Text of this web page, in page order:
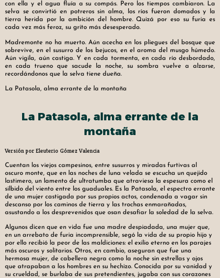
con ella y el agua fluía a su compás. Pero los tiempos cambiaron. La
selva se convirtió en potreros sin alma, los ríos fueron domados y la
tierra herida por la ambición del hombre. Quizá por eso su furia es
cada vez más feroz, su grito más desesperado.
Madremonte no ha muerto. Aún acecha en los pliegues del bosque que
sobrevive, en el susurro de los bejucos, en el aroma del musgo húmedo.
Aún vigila, aún castiga. Y en cada tormenta, en cada río desbordado,
en cada trueno que sacude la noche, su sombra vuelve a alzarse,
recordándonos que la selva tiene dueña.
La Patasola, alma errante de la montaña
La Patasola, alma errante de la
montaña
Versión por Eleuterio Gómez Valencia
Cuentan los viejos campesinos, entre susurros y miradas furtivas al
oscuro monte, que en las noches de luna velada se escucha un quejido
lastimero, un lamento de ultratumba que atraviesa la espesura como el
silbido del viento entre los guaduales. Es la Patasola, el espectro errante
de una mujer castigada por sus propios actos, condenada a vagar sin
descanso por los caminos de tierra y las trochas enmarañadas,
asustando a los desprevenidos que osan desafiar la soledad de la selva.
Algunos dicen que en vida fue una madre despiadada, una mujer que,
en un arrebato de furia incomprensible, segó la vida de su propio hijo y
por ello recibió la peor de las maldiciones: el exilio eterno en los parajes
más oscuros y solitarios. Otros, en cambio, aseguran que fue una
hermosa mujer, de cabellera negra como la noche sin estrellas y ojos
que atrapaban a los hombres en su hechizo. Conocida por su vanidad y
su crueldad, se burlaba de sus pretendientes, jugaba con sus corazones